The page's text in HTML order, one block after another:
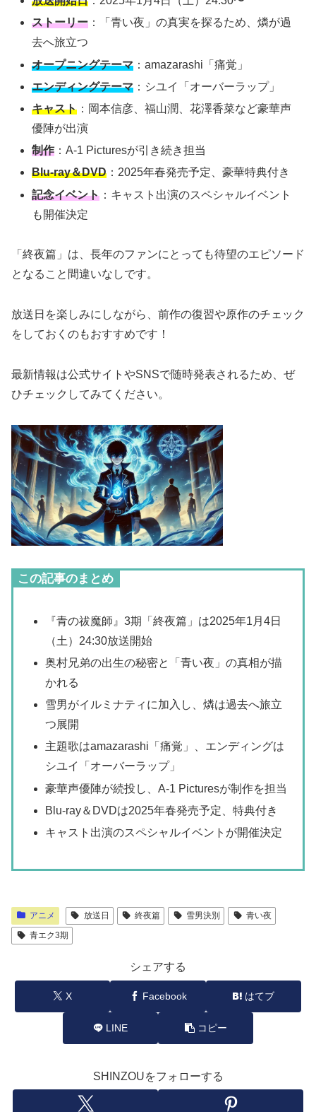
ストーリー ：「青い夜」の真実を探るため、燐が過
去へ旅立つ
オープニングテーマ ：amazarashi「痛覚」
エンディングテーマ ：シユイ「オーバーラップ」
キャスト ：岡本信彦、福山潤、花澤香菜など豪華声
優陣が出演
制作 ：A-1 Picturesが引き続き担当
Blu-ray＆DVD ：2025年春発売予定、豪華特典付き
記念イベント ：キャスト出演のスペシャルイベント
も開催決定
「終夜篇」は、長年のファンにとっても待望のエピソード
となること間違いなしです。
放送日を楽しみにしながら、前作の復習や原作のチェック
をしておくのもおすすめです！
最新情報は公式サイトやSNSで随時発表されるため、ぜ
ひチェックしてみてください。
この記事のまとめ
『青の祓魔師』3期「終夜篇」は2025年1月4日
（土）24:30放送開始
奥村兄弟の出生の秘密と「青い夜」の真相が描
かれる
雪男がイルミナティに加入し、燐は過去へ旅立
つ展開
主題歌はamazarashi「痛覚」、エンディングは
シユイ「オーバーラップ」
豪華声優陣が続投し、A-1 Picturesが制作を担当
Blu-ray＆DVDは2025年春発売予定、特典付き
キャスト出演のスペシャルイベントが開催決定
アニメ 放送日 終夜篇 雪男決別
青い夜
青エク3期
シェアする
X Facebook はてブ
LINE コピー
SHINZOUをフォローする